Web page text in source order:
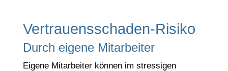
Vertrauensschaden-Risiko
Durch eigene Mitarbeiter
Eigene Mitarbeiter können im stressigen